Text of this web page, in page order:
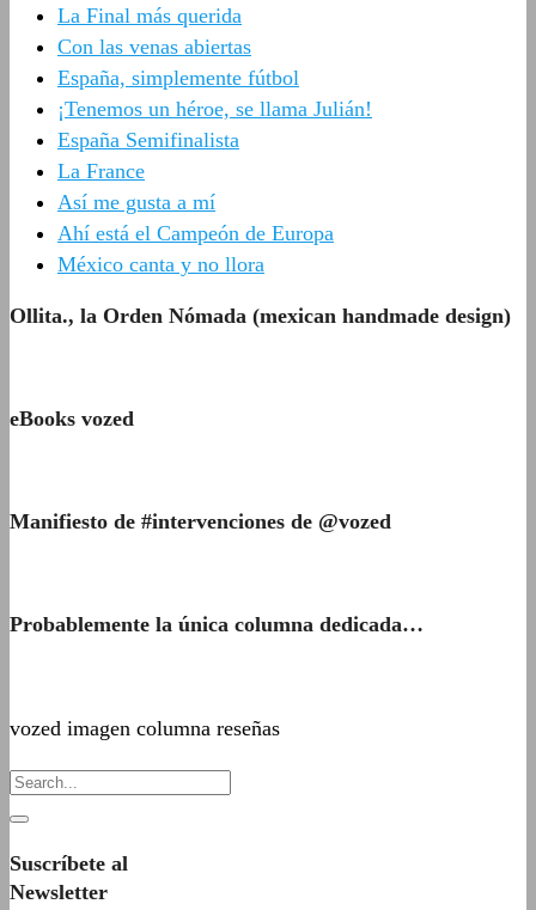
La Final más querida
Con las venas abiertas
España, simplemente fútbol
¡Tenemos un héroe, se llama Julián!
España Semifinalista
La France
Así me gusta a mí
Ahí está el Campeón de Europa
México canta y no llora
Ollita., la Orden Nómada (mexican handmade design)
eBooks vozed
Manifiesto de #intervenciones de @vozed
Probablemente la única columna dedicada…
vozed imagen columna reseñas
Suscríbete al
Newsletter